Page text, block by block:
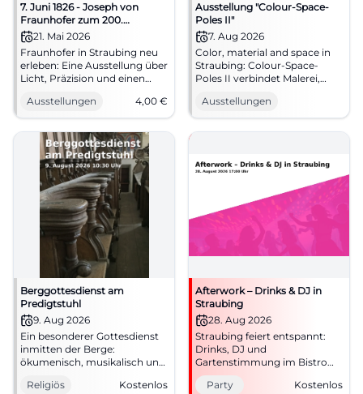
7. Juni 1826 - Joseph von
Fraunhofer zum 200.
Todestag
21. Mai 2026
Fraunhofer in Straubing neu
erleben: Eine Ausstellung über
Licht, Präzision und einen
21.05.-25.10.2026, 4 €. #Kultur
Ausstellungen 4,00 €
Ausstellung "Colour-Space-
Poles II"
7. Aug 2026
Color, material and space in
Straubing: Colour-Space-
Poles II verbindet Malerei,
einem intensiven
Kunsterlebnis. #Ausstellung
#Straubing
Ausstellungen
Berggottesdienst am
Predigtstuhl
9. Aug 2026
Ein besonderer Gottesdienst
inmitten der Berge:
ökumenisch, musikalisch und
Predigtstuhl. 09.08.2026,
Religiös Kostenlos
Afterwork – Drinks & DJ in
Straubing
28. Aug 2026
Straubing feiert entspannt:
Drinks, DJ und
Gartenstimmung im Bistro
ErneuerBar. Am 28.08.2026
von 17 bis 20 Uhr, Eintritt frei.
Party Kostenlos